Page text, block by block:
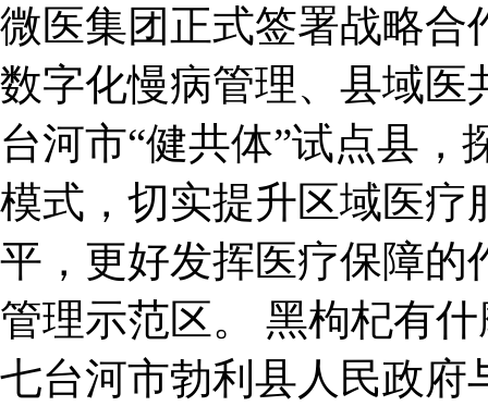
微医集团正式签署战略合
数字化慢病管理、县域医
台河市“健共体”试点县，
模式，切实提升区域医疗
平，更好发挥医疗保障的
管理示范区。 黑枸杞有
七台河市勃利县人民政府